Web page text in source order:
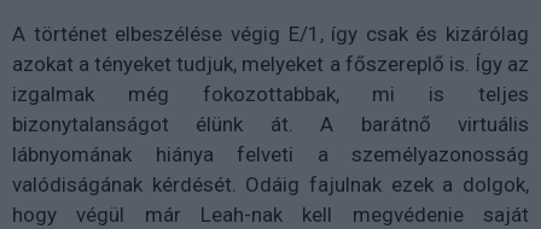
A történet elbeszélése végig E/1, így csak és kizárólag
azokat a tényeket tudjuk, melyeket a főszereplő is. Így az
izgalmak még fokozottabbak, mi is teljes
bizonytalanságot élünk át. A barátnő virtuális
lábnyomának hiánya felveti a személyazonosság
valódiságának kérdését. Odáig fajulnak ezek a dolgok,
hogy végül már Leah-nak kell megvédenie saját